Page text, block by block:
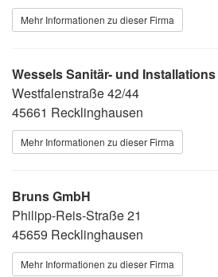
Mehr Informationen zu dieser Firma
Wessels Sanitär- und Installations
Westfalenstraße 42/44
45661 Recklinghausen
Mehr Informationen zu dieser Firma
Bruns GmbH
Philipp-Reis-Straße 21
45659 Recklinghausen
Mehr Informationen zu dieser Firma